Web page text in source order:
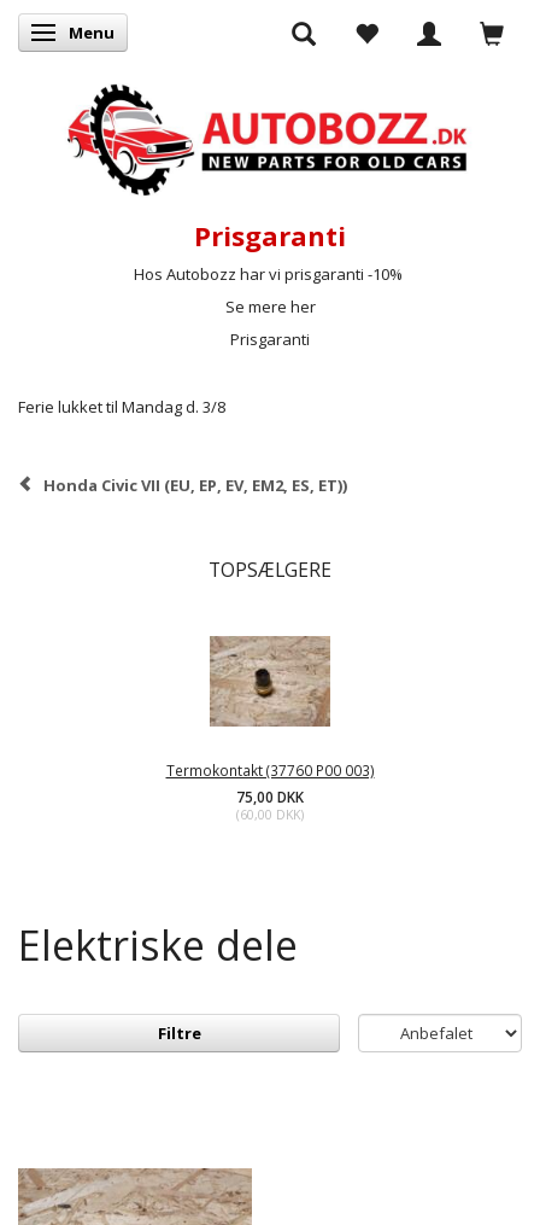
Skifte navigation
Menu
Prisgaranti
Hos Autobozz har vi prisgaranti -10%
Se mere her
Prisgaranti
Ferie lukket til Mandag d. 3/8
Honda Civic VII (EU, EP, EV, EM2, ES, ET))
TOPSÆLGERE
Termokontakt (37760 P00 003)
75,00 DKK
(60,00 DKK)
Elektriske dele
Filtre